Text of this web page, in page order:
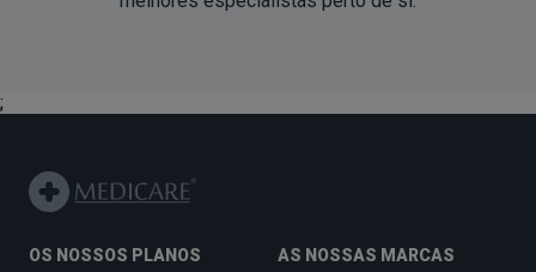
;
OS NOSSOS PLANOS AS NOSSAS MARCAS